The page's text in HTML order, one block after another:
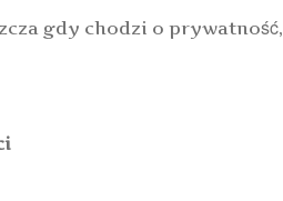
gdy chodzi o